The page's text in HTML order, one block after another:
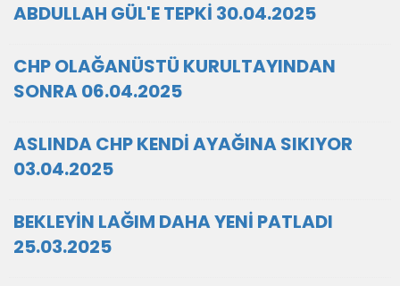
ABDULLAH GÜL'E TEPKİ 30.04.2025
CHP OLAĞANÜSTÜ KURULTAYINDAN
SONRA 06.04.2025
ASLINDA CHP KENDİ AYAĞINA SIKIYOR
03.04.2025
BEKLEYİN LAĞIM DAHA YENİ PATLADI
25.03.2025